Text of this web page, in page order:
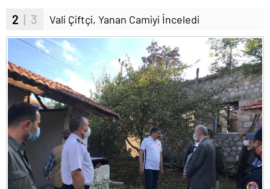
2 | 3 Vali Çiftçi, Yanan Camiyi İnceledi